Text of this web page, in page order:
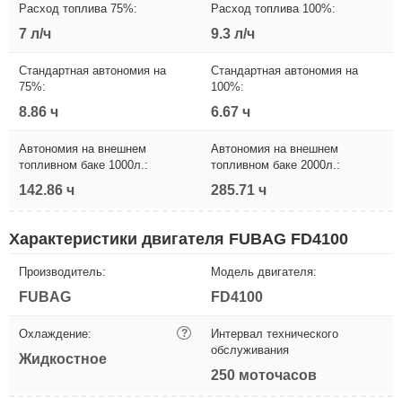
Расход топлива 75%:
7 л/ч
Расход топлива 100%:
9.3 л/ч
Стандартная автономия на
75%:
8.86 ч
Стандартная автономия на
100%:
6.67 ч
Автономия на внешнем
топливном баке 1000л.:
142.86 ч
Автономия на внешнем
топливном баке 2000л.:
285.71 ч
Характеристики двигателя FUBAG FD4100
Производитель:
FUBAG
Модель двигателя:
FD4100
Охлаждение: ?
Жидкостное
Интервал технического
обслуживания
250 моточасов